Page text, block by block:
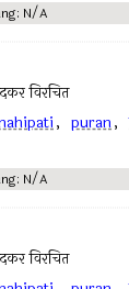
N/A
विरचित
, puran,
N/A
विरचित